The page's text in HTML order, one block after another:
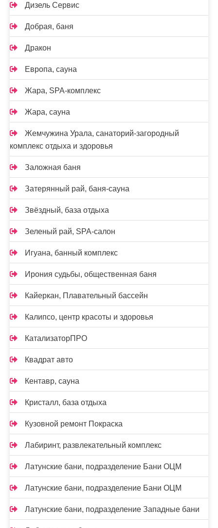
Дизель Сервис
Добрая, баня
Дракон
Европа, сауна
Жара, SPA-комплекс
Жара, сауна
Жемчужина Урала, санаторий-загородный
комплекс отдыха и здоровья
Заложная баня
Затерянный рай, баня-сауна
Звёздный, база отдыха
Зеленый рай, SPA-салон
Игуана, банный комплекс
Ирония судьбы, общественная баня
Кайеркан, Плавательный бассейн
Калипсо, центр красоты и здоровья
КатализаторПРО
Квадрат авто
Кентавр, сауна
Кристалл, база отдыха
Кузовной ремонт Покраска
Лабиринт, развлекательный комплекс
Латунские бани, подразделение Бани ОЦМ
Латунские бани, подразделение Бани ОЦМ
Латунские бани, подразделение Западные бани